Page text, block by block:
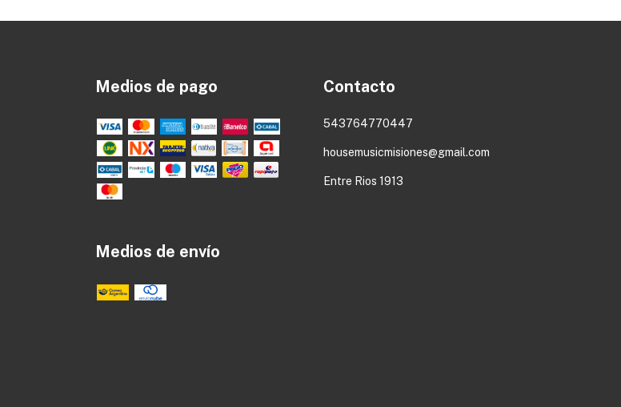
Medios de pago
Medios de envío
Contacto
543764770447
housemusicmisiones@gmail.com
Entre Rios 1913